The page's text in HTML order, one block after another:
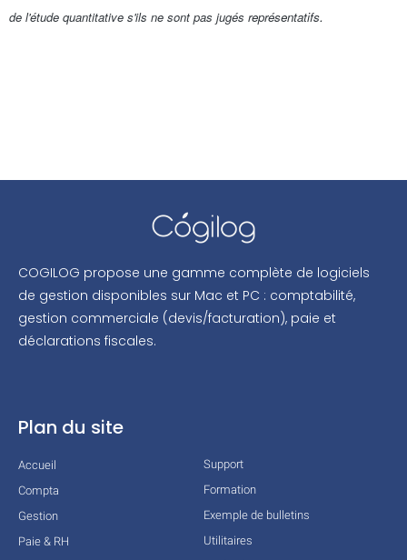
de l'étude quantitative s'ils ne sont pas jugés représentatifs.
COGILOG propose une gamme complète de logiciels
de gestion disponibles sur Mac et PC : comptabilité,
gestion commerciale (devis/facturation), paie et
déclarations fiscales.
Plan du site
Accueil
Compta
Gestion
Paie & RH
Support
Formation
Exemple de bulletins
Utilitaires